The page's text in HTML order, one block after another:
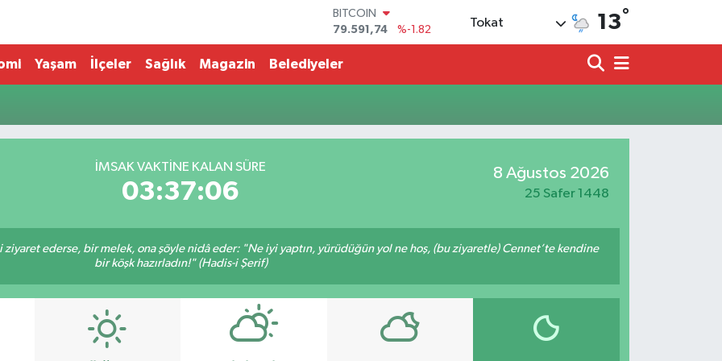
BITCOIN
79.591,74
%-1.82
DOLAR
45,43620
61,60380
%0.18
Tokat 13°
Yaşam İlçeler Sağlık Magazin Belediyeler
İMSAK VAKTİNE KALAN SÜRE
03:37:06
8 Ağustos 2026
25 Safer 1448
ederse, bir melek, ona şöyle nidâ eder: "Ne iyi yaptın, yürüdüğün yol ne hoş, (bu ziyaretle) Cennet’te kendine
bir köşk hazırladın!" (Hadis-i Şerif)